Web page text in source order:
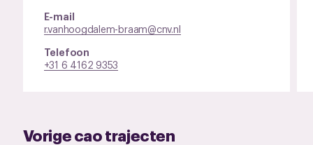
E-mail
r.vanhoogdalem-braam@cnv.nl
Telefoon
+31 6 4162 9353
Vorige cao trajecten